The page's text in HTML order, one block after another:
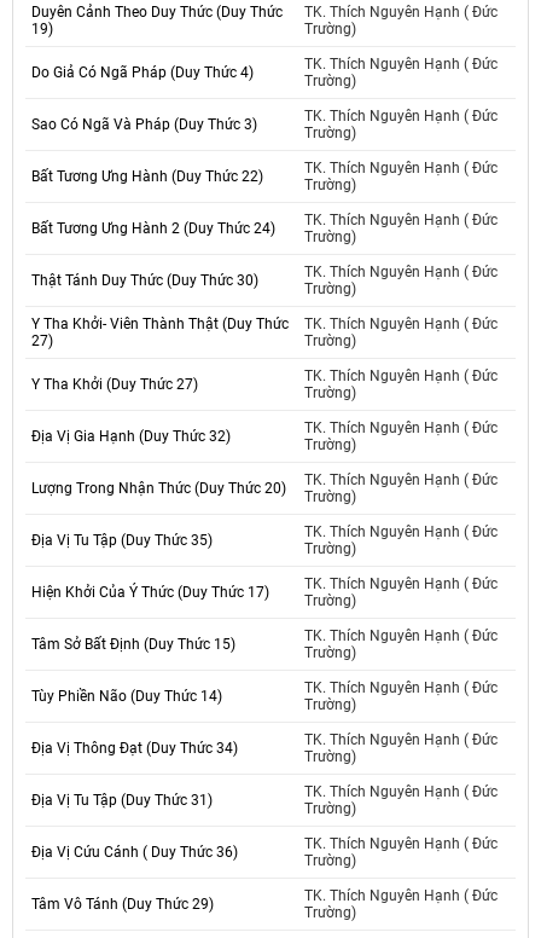
Duyên Cảnh Theo Duy Thức (Duy Thức
19)
TK. Thích Nguyên Hạnh ( Đức
Trường)
Do Giả Có Ngã Pháp (Duy Thức 4)
TK. Thích Nguyên Hạnh ( Đức
Trường)
Sao Có Ngã Và Pháp (Duy Thức 3)
TK. Thích Nguyên Hạnh ( Đức
Trường)
Bất Tương Ưng Hành (Duy Thức 22)
TK. Thích Nguyên Hạnh ( Đức
Trường)
Bất Tương Ưng Hành 2 (Duy Thức 24)
TK. Thích Nguyên Hạnh ( Đức
Trường)
Thật Tánh Duy Thức (Duy Thức 30)
TK. Thích Nguyên Hạnh ( Đức
Trường)
Y Tha Khởi- Viên Thành Thật (Duy Thức
27)
TK. Thích Nguyên Hạnh ( Đức
Trường)
Y Tha Khởi (Duy Thức 27)
TK. Thích Nguyên Hạnh ( Đức
Trường)
Địa Vị Gia Hạnh (Duy Thức 32)
TK. Thích Nguyên Hạnh ( Đức
Trường)
Lượng Trong Nhận Thức (Duy Thức 20)
TK. Thích Nguyên Hạnh ( Đức
Trường)
Địa Vị Tu Tập (Duy Thức 35)
TK. Thích Nguyên Hạnh ( Đức
Trường)
Hiện Khởi Của Ý Thức (Duy Thức 17)
TK. Thích Nguyên Hạnh ( Đức
Trường)
Tâm Sở Bất Định (Duy Thức 15)
TK. Thích Nguyên Hạnh ( Đức
Trường)
Tùy Phiền Não (Duy Thức 14)
TK. Thích Nguyên Hạnh ( Đức
Trường)
Địa Vị Thông Đạt (Duy Thức 34)
TK. Thích Nguyên Hạnh ( Đức
Trường)
Địa Vị Tu Tập (Duy Thức 31)
TK. Thích Nguyên Hạnh ( Đức
Trường)
Địa Vị Cứu Cánh ( Duy Thức 36)
TK. Thích Nguyên Hạnh ( Đức
Trường)
Tâm Vô Tánh (Duy Thức 29)
TK. Thích Nguyên Hạnh ( Đức
Trường)